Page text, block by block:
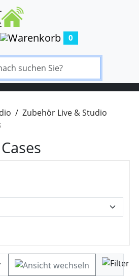
0
Zubehör Live & Studio